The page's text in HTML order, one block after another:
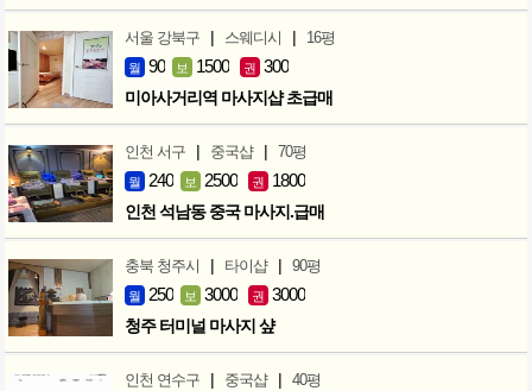
서울 강북구 | 스웨디시 | 16평
월 90 보 1500 권 300
미아사거리역 마사지샵 초급매
인천 서구 | 중국샵 | 70평
월 240 보 2500 권 1800
인천 석남동 중국 마사지.급매
충북 청주시 | 타이샵 | 90평
월 250 보 3000 권 3000
청주 터미널 마사지 샾
인천 연수구 | 중국샵 | 40평